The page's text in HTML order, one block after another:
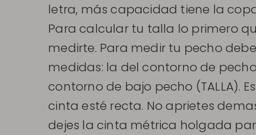
letra, más capacidad tiene la
Para calcular tu talla lo primero
medirte. Para medir tu pecho
medidas: la del contorno de
contorno de bajo pecho (TALLA).
cinta esté recta. No aprietes
dejes la cinta métrica holgada